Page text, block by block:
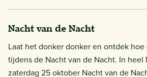
Nacht van de Nacht
Laat het donker donker en ontdek
tijdens de Nacht van de Nacht. In heel
zaterdag 25 oktober Nacht van de